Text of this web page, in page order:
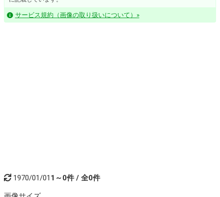
サービス規約（画像の取り扱いについて）»
1970/01/01 1～0件 / 全0件